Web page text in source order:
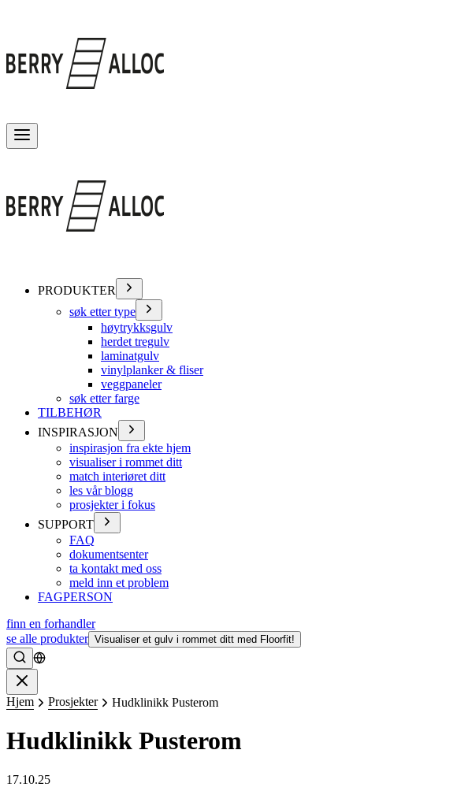
PRODUKTER
søk etter type
høytrykksgulv
herdet tregulv
laminatgulv
vinylplanker & fliser
veggpaneler
søk etter farge
TILBEHØR
INSPIRASJON
inspirasjon fra ekte hjem
visualiser i rommet ditt
match interiøret ditt
les vår blogg
prosjekter i fokus
SUPPORT
FAQ
dokumentsenter
ta kontakt med oss
meld inn et problem
FAGPERSON
finn en forhandler
se alle produkter Visualiser et gulv i rommet ditt med Floorfit!
Søke
Hjem Prosjekter Hudklinikk Pusterom
Hudklinikk Pusterom
17.10.25